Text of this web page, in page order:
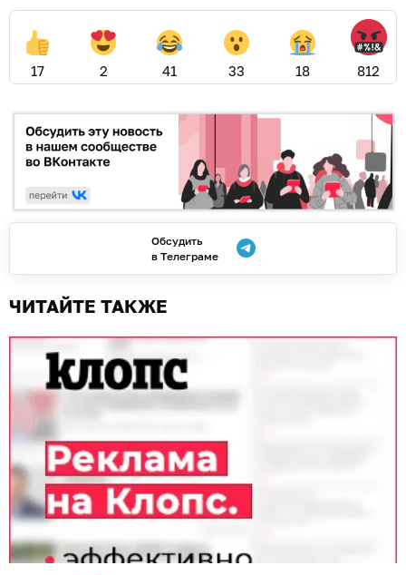
17 2 41 33 18 812
Обсудить
в Телеграме
ЧИТАЙТЕ ТАКЖЕ